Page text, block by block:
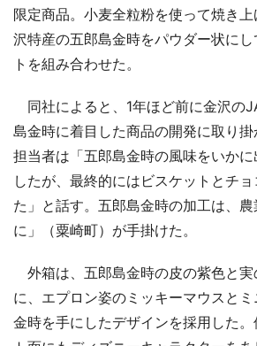
限定商品。小麦全粒粉を使って焼き
沢特産の五郎島金時をパウダー状に
トを組み合わせた。
同社によると、1年ほど前に金沢の
島金時に着目した商品の開発に取り
担当者は「五郎島金時の風味をいか
したが、最終的にはビスケットとチ
た」と話す。五郎島金時の加工は、
に」（粟崎町）が手掛けた。
外箱は、五郎島金時の皮の紫色と実
に、エプロン姿のミッキーマウスと
金時を手にしたデザインを採用した